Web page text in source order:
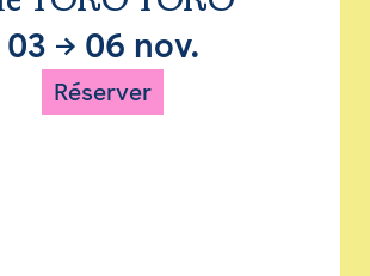
03 → 06 nov.
Réserver